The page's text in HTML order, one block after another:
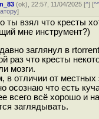
(ok), 22:57, 11/04/2025 [^] [
]
ты взял что кресты
мне инструмент?)
заглянул в
раз что кресты
мозги.
в отличии от местных
осознаю что есть
всего всё хорошо и
заглядывать.